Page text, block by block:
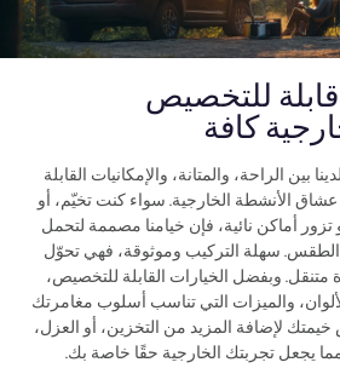
للتخصيص
كافة
بين الراحة، والمتانة، والإمكانيات القابلة
عشاق الأنشطة الخارجية. سواء كنت تخيّم، أو
أماكن نائية، فإن خيامنا مصممة لتحمل
سهلة التركيب وموثوقة، فهي تحوّل
وبفضل الخيارات القابلة للتخصيص،
والميزات التي تناسب أسلوب مغامرتك
لإضافة المزيد من التخزين، أو العزل،
يجعل تجربتك الخارجية حقًا خاصة بك.